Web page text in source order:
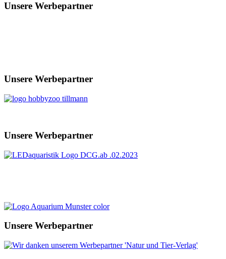
Unsere Werbepartner
Unsere Werbepartner
Unsere Werbepartner
Unsere Werbepartner